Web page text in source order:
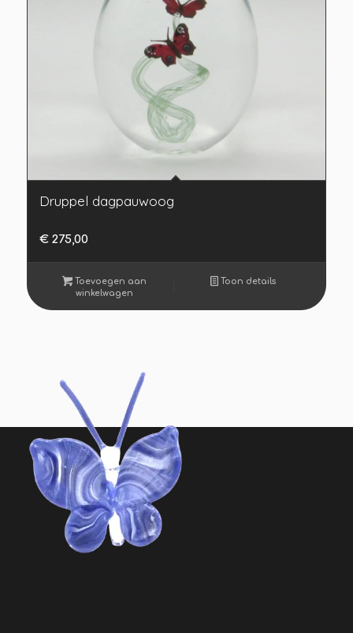
Druppel dagpauwoog
€275,00
Toevoegen aan
winkelwagen
Toon details